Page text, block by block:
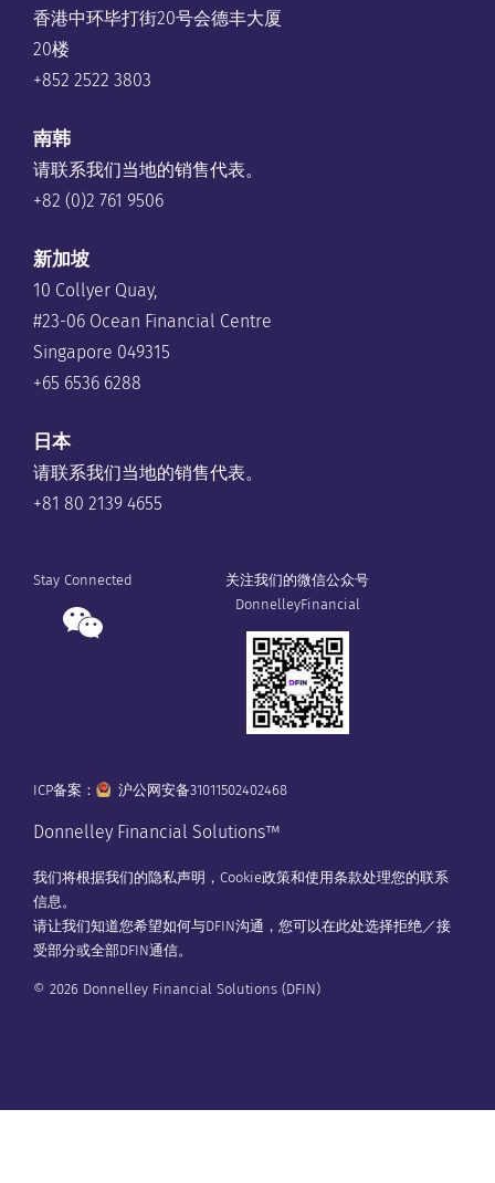
香港中环毕打街20号会德丰大厦
20楼
+852 2522 3803
南韩
请联系我们当地的销售代表。
+82 (0)2 761 9506
新加坡
10 Collyer Quay,
#23-06 Ocean Financial Centre
Singapore 049315
+65 6536 6288
日本
请联系我们当地的销售代表。
+81 80 2139 4655
Stay Connected
关注我们的微信公众号
DonnelleyFinancial
ICP备案： 沪公网安备31011502402468
Donnelley Financial Solutions™
我们将根据我们的隐私声明 ， Cookie政策和使用条款处理您的联系
信息。
请让我们知道您希望如何与DFIN沟通，您可以在此处选择拒绝／接
受部分或全部DFIN通信。
© 2026 Donnelley Financial Solutions (DFIN)